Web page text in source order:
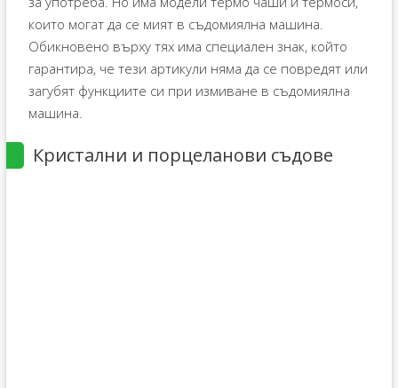
които могат да се мият в съдомиялна машина.
Обикновено върху тях има специален знак, който
гарантира, че тези артикули няма да се повредят или
загубят функциите си при измиване в съдомиялна
машина.
Кристални и порцеланови съдове